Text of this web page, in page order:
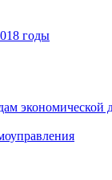
годы
экономической